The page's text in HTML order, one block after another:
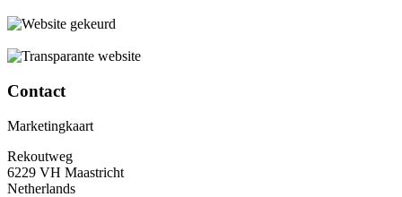
Contact
Marketingkaart
Rekoutweg
6229 VH Maastricht
Netherlands